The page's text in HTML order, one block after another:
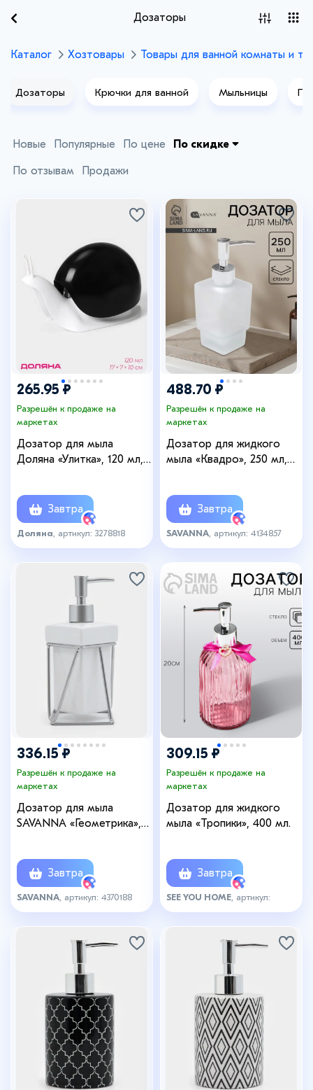
Дозаторы
Каталог Хозтовары Товары для ванной комнаты и
Дозаторы Крючки для ванной Мыльницы
Новые Популярные По цене По скидке
По отзывам Продажи
265.95 ₽
Разрешён к продаже на
маркетах
Дозатор для мыла
Доляна «Улитка», 120 мл,
Завтра
Доляна , артикул: 3278818
488.70 ₽
Разрешён к продаже на
маркетах
Дозатор для жидкого
мыла «Квадро», 250 мл,
Завтра
SAVANNA , артикул: 4134857
336.15 ₽
Разрешён к продаже на
маркетах
Дозатор для мыла
SAVANNA «Геометрика»,
Завтра
SAVANNA , артикул: 4370188
309.15 ₽
Разрешён к продаже на
маркетах
Дозатор для жидкого
мыла «Тропики», 400 мл.
Завтра
SEE YOU HOME , артикул:
5746047